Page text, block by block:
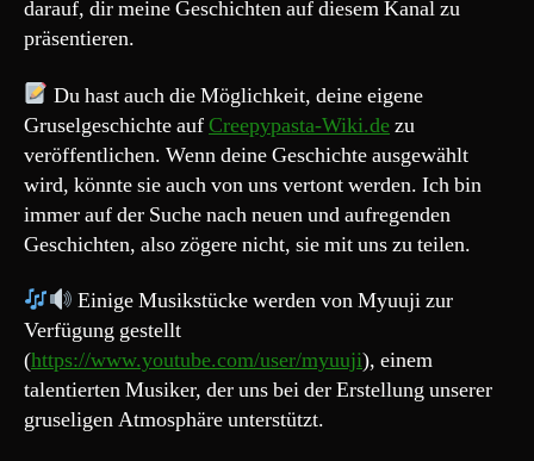
darauf, dir meine Geschichten auf diesem Kanal zu
präsentieren.
Du hast auch die Möglichkeit, deine eigene
Gruselgeschichte aufCreepypasta-Wiki.dezu
veröffentlichen. Wenn deine Geschichte ausgewählt
wird, könnte sie auch von uns vertont werden. Ich bin
immer auf der Suche nach neuen und aufregenden
Geschichten, also zögere nicht, sie mit uns zu teilen.
Einige Musikstücke werden von Myuuji zur
Verfügung gestellt
(https://www.youtube.com/user/myuuji), einem
talentierten Musiker, der uns bei der Erstellung unserer
gruseligen Atmosphäre unterstützt.